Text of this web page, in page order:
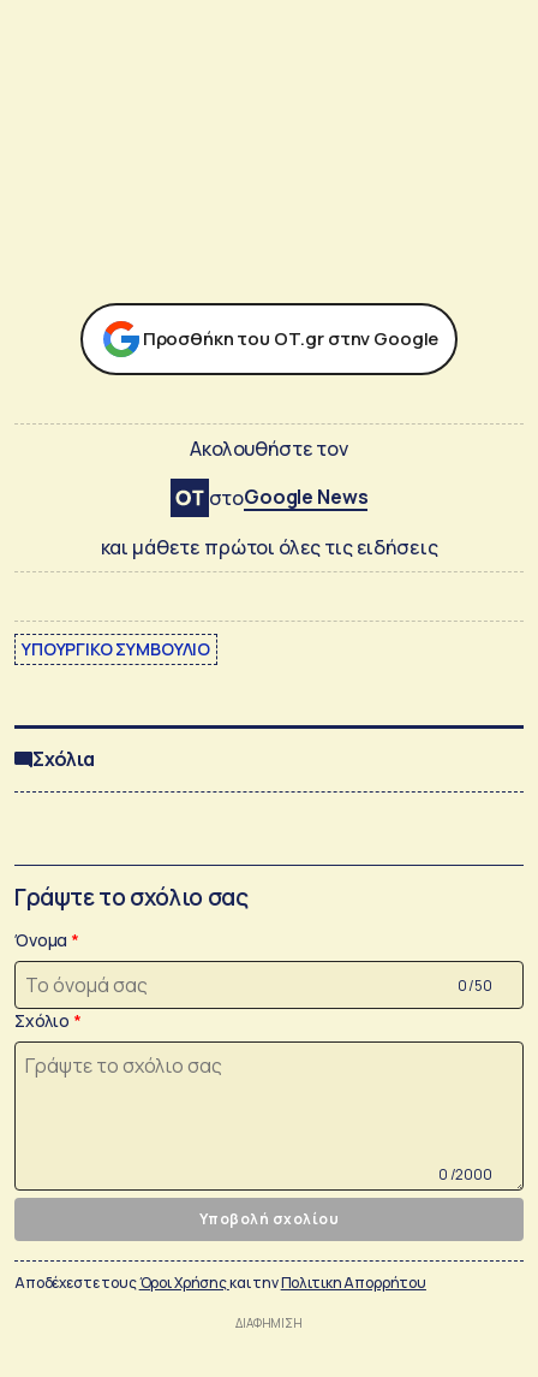
Προσθήκη του ΟΤ.gr στην Google
Ακολουθήστε τον
στοGoogle News
και μάθετε πρώτοι όλες τις ειδήσεις
ΥΠΟΥΡΓΙΚΟ ΣΥΜΒΟΥΛΙΟ
Σχόλια
Γράψτε το σχόλιο σας
Όνομα
0 /50
Σχόλιο
0 /2000
Υποβολή σχολίου
Αποδέχεστε τουςΌροι Χρήσηςκαι τηνΠολιτικη Απορρήτου